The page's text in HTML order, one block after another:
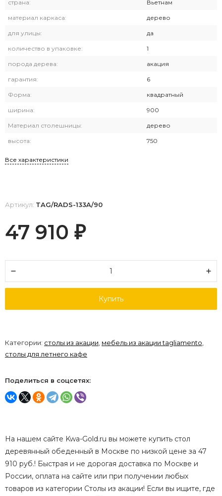
страна: Вьетнам
материал каркаса: дерево
для улицы: да
количество в упаковке: 1
порода дерева: акация
гарантия: 6
Форма: квадратный
ширина: 900
Материал столешницы: дерево
высота: 750
Все характеристики
Артикул: TAG/RADS-133A/90
47 910 ₽
Купить
Категории: столы из акации, мебель из акации tagliamento,
столы для летнего кафе
Поделиться в соцсетях:
На нашем сайте Kwa-Gold.ru вы можете купить стол
деревянный обеденный в Москве по низкой цене за 47
910 руб.! Быстрая и не дорогая доставка по Москве и
России, оплата на сайте или при получении любых
товаров из категории Столы из акации! Если вы ищите, где